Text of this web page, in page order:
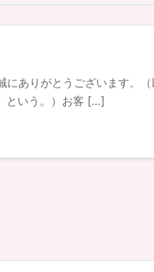
ありがとうございます。
という。）お客 […]